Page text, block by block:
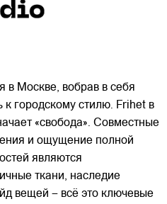
в Москве, вобрав в себя
городскому стилю. Frihet в
«свобода». Совместные
и ощущение полной
являются
ткани, наследие
вещей – всё это ключевые